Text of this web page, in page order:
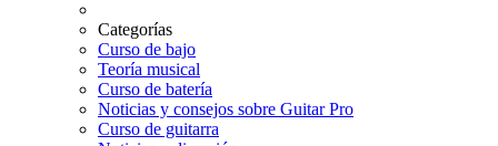
Categorías
Curso de bajo
Teoría musical
Curso de batería
Noticias y consejos sobre Guitar Pro
Curso de guitarra